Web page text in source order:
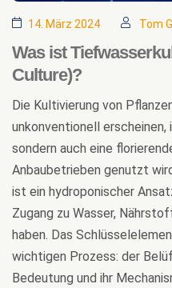
14. März 2024 Tom
Was ist
Culture)?
Die Kultivierung von
unkonventionell erscheinen,
sondern auch eine
Anbaubetrieben genutzt
ist ein hydroponischer
Zugang zu Wasser,
haben. Das
wichtigen Prozess: der
Bedeutung und ihr